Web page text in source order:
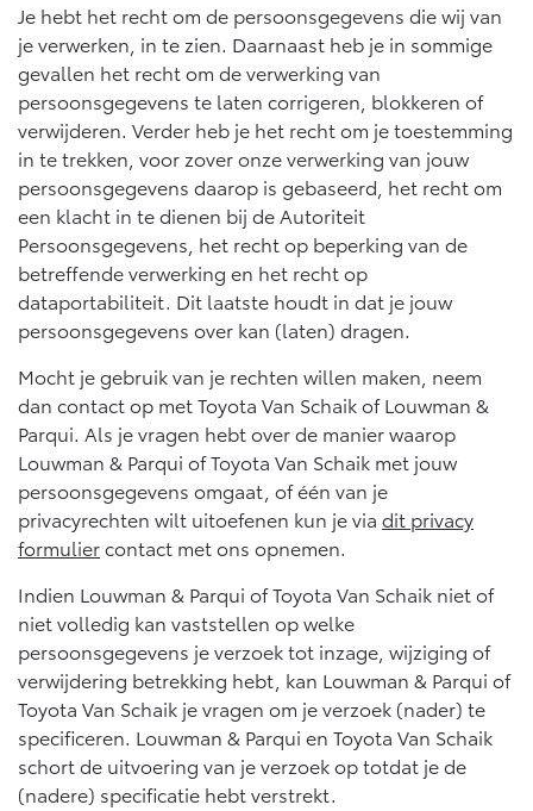
Je hebt het recht om de persoonsgegevens die wij van
je verwerken, in te zien. Daarnaast heb je in sommige
gevallen het recht om de verwerking van
persoonsgegevens te laten corrigeren, blokkeren of
verwijderen. Verder heb je het recht om je toestemming
in te trekken, voor zover onze verwerking van jouw
persoonsgegevens daarop is gebaseerd, het recht om
een klacht in te dienen bij de Autoriteit
Persoonsgegevens, het recht op beperking van de
betreffende verwerking en het recht op
dataportabiliteit. Dit laatste houdt in dat je jouw
persoonsgegevens over kan (laten) dragen.
Mocht je gebruik van je rechten willen maken, neem
dan contact op met Toyota Van Schaik of Louwman &
Parqui. Als je vragen hebt over de manier waarop
Louwman & Parqui of Toyota Van Schaik met jouw
persoonsgegevens omgaat, of één van je
privacyrechten wilt uitoefenen kun je via dit privacy
formuliercontact met ons opnemen.
Indien Louwman & Parqui of Toyota Van Schaik niet of
niet volledig kan vaststellen op welke
persoonsgegevens je verzoek tot inzage, wijziging of
verwijdering betrekking hebt, kan Louwman & Parqui of
Toyota Van Schaik je vragen om je verzoek (nader) te
specificeren. Louwman & Parqui en Toyota Van Schaik
schort de uitvoering van je verzoek op totdat je de
(nadere) specificatie hebt verstrekt.